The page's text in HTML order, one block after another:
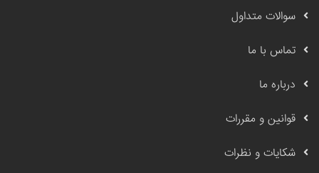
سوالات متداول
تماس با ما
درباره ما
قوانین و مقررات
شکایات و نظرات